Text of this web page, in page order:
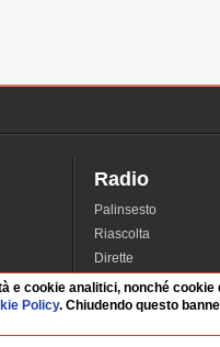
Radio
Palinsesto
Riascolta
Dirette
Rubriche
Interviste
e cookie analitici, nonché
Policy. Chiudendo questo